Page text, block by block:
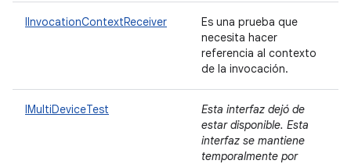
IInvocationContextReceiver
Es una prueba que
necesita hacer
referencia al contexto
de la invocación.
IMultiDeviceTest
Esta interfaz dejó de
estar disponible. Esta
interfaz se mantiene
temporalmente por